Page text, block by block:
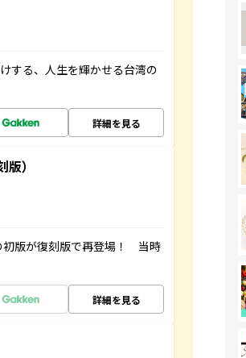
する、人生を輝かせる台湾の
詳細を見る
）
初版が復刻版で再登場！ 当時
詳細を見る